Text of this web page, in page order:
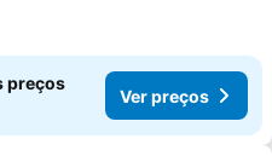
preços
Ver preços